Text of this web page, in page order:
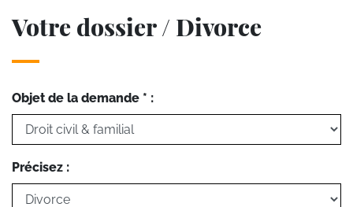
Votre dossier / Divorce
Objet de la demande * :
Précisez :